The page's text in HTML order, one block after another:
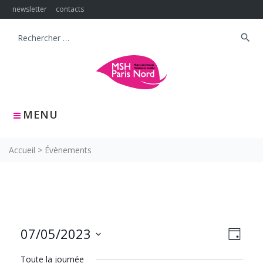
Skip
to
newsletter contacts
MENU
Search
search
Accueil > Évènements
PAR
de
vues
JOUR
07/05/2023
Toute la journée